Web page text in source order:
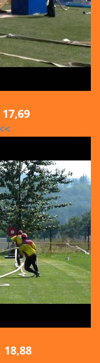
17,69
18,88